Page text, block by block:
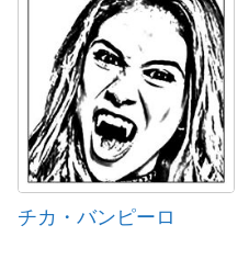
チカ・バンピーロ